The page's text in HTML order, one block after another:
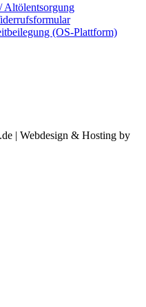
Altölentsorgung
(OS-Plattform)
| Webdesign & Hosting by